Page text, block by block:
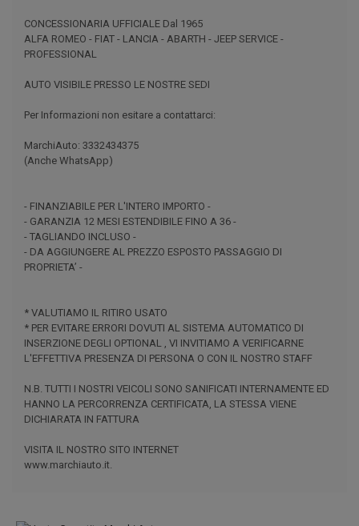
CONCESSIONARIA UFFICIALE Dal 1965
ALFA ROMEO - FIAT - LANCIA - ABARTH - JEEP SERVICE -
PROFESSIONAL
AUTO VISIBILE PRESSO LE NOSTRE SEDI
Per Informazioni non esitare a contattarci:
MarchiAuto: 3332434375
(Anche WhatsApp)
- FINANZIABILE PER L'INTERO IMPORTO -
- GARANZIA 12 MESI ESTENDIBILE FINO A 36 -
- TAGLIANDO INCLUSO -
- DA AGGIUNGERE AL PREZZO ESPOSTO PASSAGGIO DI
PROPRIETA’ -
* VALUTIAMO IL RITIRO USATO
* PER EVITARE ERRORI DOVUTI AL SISTEMA AUTOMATICO DI
INSERZIONE DEGLI OPTIONAL , VI INVITIAMO A VERIFICARNE
L'EFFETTIVA PRESENZA DI PERSONA O CON IL NOSTRO STAFF
N.B. TUTTI I NOSTRI VEICOLI SONO SANIFICATI INTERNAMENTE ED
HANNO LA PERCORRENZA CERTIFICATA, LA STESSA VIENE
DICHIARATA IN FATTURA
VISITA IL NOSTRO SITO INTERNET
www.marchiauto.it.